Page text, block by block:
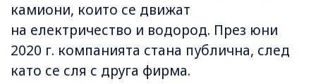
камиони, които се движат
на електричество и водород. През юни
2020 г. компанията стана публична, след
като се сля с друга фирма.